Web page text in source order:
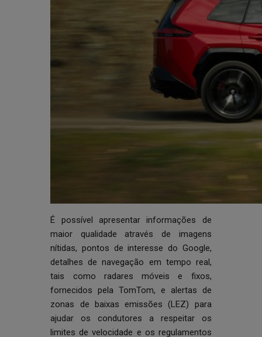
É possível apresentar informações de
maior qualidade através de imagens
nítidas, pontos de interesse do Google,
detalhes de navegação em tempo real,
tais como radares móveis e fixos,
fornecidos pela TomTom, e alertas de
zonas de baixas emissões (LEZ) para
ajudar os condutores a respeitar os
limites de velocidade e os regulamentos